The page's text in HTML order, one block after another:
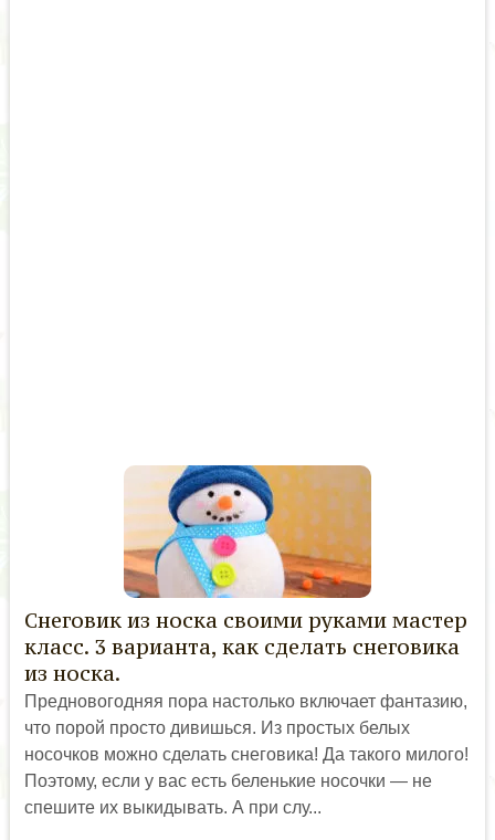
Снеговик из носка своими руками мастер
класс. 3 варианта, как сделать снеговика
из носка.
Предновогодняя пора настолько включает фантазию,
что порой просто дивишься. Из простых белых
носочков можно сделать снеговика! Да такого милого!
Поэтому, если у вас есть беленькие носочки — не
спешите их выкидывать. А при слу...